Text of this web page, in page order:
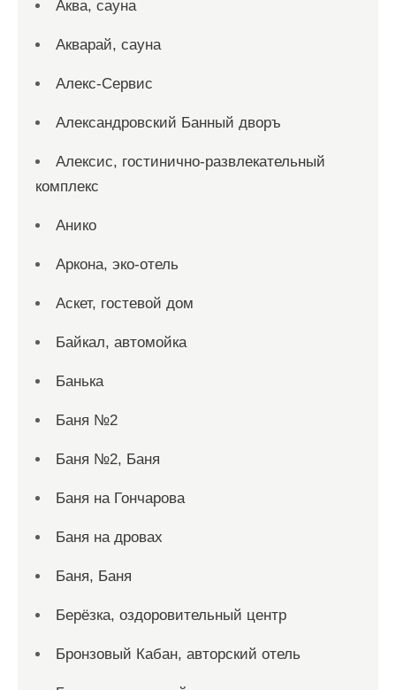
Аква, сауна
Акварай, сауна
Алекс-Сервис
Александровский Банный дворъ
Алексис, гостинично-развлекательный
комплекс
Анико
Аркона, эко-отель
Аскет, гостевой дом
Байкал, автомойка
Банька
Баня №2
Баня №2, Баня
Баня на Гончарова
Баня на дровах
Баня, Баня
Берёзка, оздоровительный центр
Бронзовый Кабан, авторский отель